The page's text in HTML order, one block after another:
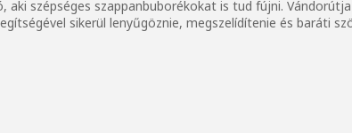
aki szépséges szappanbuborékokat is tud fújni.
sikerül lenyűgöznie, megszelídítenie és baráti